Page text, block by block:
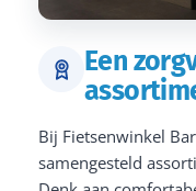
Een
Bij Fietsenwinkel
samengesteld